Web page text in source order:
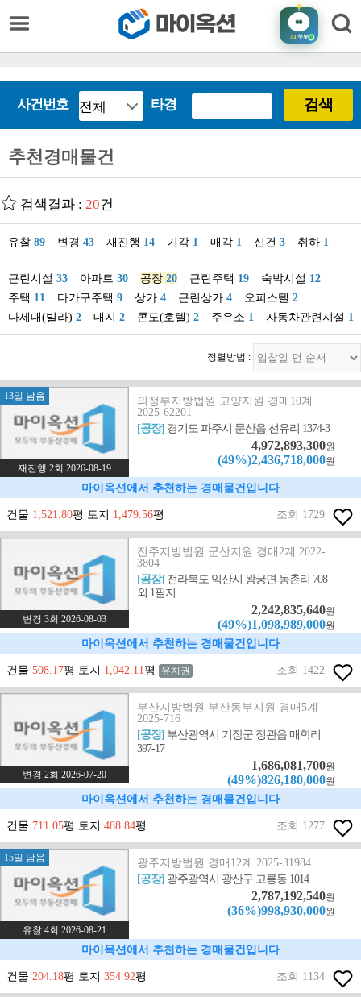
AI챗봇
사건번호 타경 검색
추천경매물건
검색결과 : 20건
유찰 89 변경 43 재진행 14 기각 1 매각 1 신건 3 취하 1
근린시설 33 아파트 30 공장 20 근린주택 19 숙박시설 12
주택 11 다가구주택 9 상가 4 근린상가 4 오피스텔 2
다세대(빌라) 2 대지 2 콘도(호텔) 2 주유소 1 자동차관련시설 1
정렬방법 :
13일 남음
재진행 2회 2026-08-19
의정부지방법원 고양지원 경매10계
2025-62201
[공장] 경기도 파주시 문산읍 선유리 1374-3
4,972,893,300원
(49%)2,436,718,000원
마이옥션에서 추천하는 경매물건입니다
건물 1,521.80평 토지 1,479.56평 조회 1729
변경 3회 2026-08-03
전주지방법원 군산지원 경매2계 2022-
3804
[공장] 전라북도 익산시 왕궁면 동촌리 708
외 1필지
2,242,835,640원
(49%)1,098,989,000원
마이옥션에서 추천하는 경매물건입니다
건물 508.17평 토지 1,042.11평 유치권 조회 1422
변경 2회 2026-07-20
부산지방법원 부산동부지원 경매5계
2025-716
[공장] 부산광역시 기장군 정관읍 매학리
397-17
1,686,081,700원
(49%)826,180,000원
마이옥션에서 추천하는 경매물건입니다
건물 711.05평 토지 488.84평 조회 1277
15일 남음
유찰 4회 2026-08-21
광주지방법원 경매12계 2025-31984
[공장] 광주광역시 광산구 고룡동 1014
2,787,192,540원
(36%)998,930,000원
마이옥션에서 추천하는 경매물건입니다
건물 204.18평 토지 354.92평 조회 1134